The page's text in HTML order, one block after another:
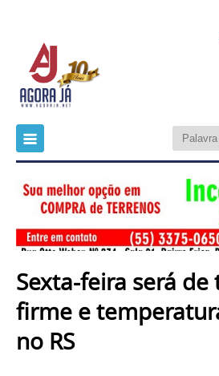
Sexta-feira será
firme e
no RS